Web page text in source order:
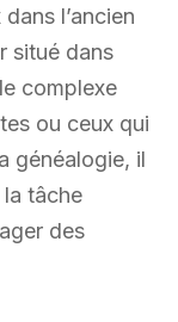
l’ancien
situé dans
complexe
ou ceux qui
généalogie, il
la tâche
des